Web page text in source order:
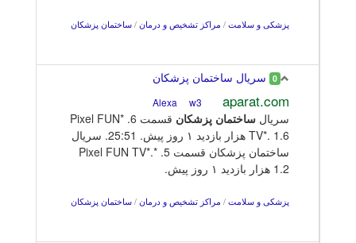
پزشکی و سلامت / مراکز تشخیص و درمان / ساختمان پزشکان
0 سریال ساختمان پزشکان
aparat.com
w3
سریال ساختمان پزشکان
قسمت 6. *Pixel FUN
TV*. 1.6 هزار بازدید ۱ روز پیش. 25:51. سریال
ساختمان پزشکان قسمت 5. *Pixel FUN TV*.
1.2 هزار بازدید ۱ روز پیش.
پزشکی و سلامت / مراکز تشخیص و درمان / ساختمان پزشکان